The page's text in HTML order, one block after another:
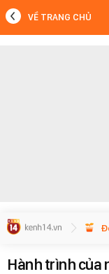
VỀ TRANG CHỦ
Hành trình của